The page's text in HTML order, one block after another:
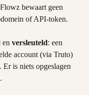
bewaart geen
of API-token.
en versleuteld: een
account (via Truto)
is niets opgeslagen